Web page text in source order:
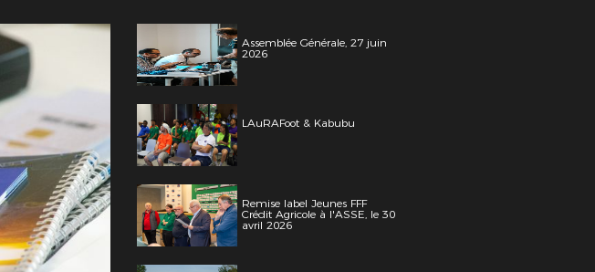
Assemblée Générale, 27 juin
2026
LAuRAFoot & Kabubu
Remise label Jeunes FFF
Crédit Agricole à l'ASSE, le 30
avril 2026